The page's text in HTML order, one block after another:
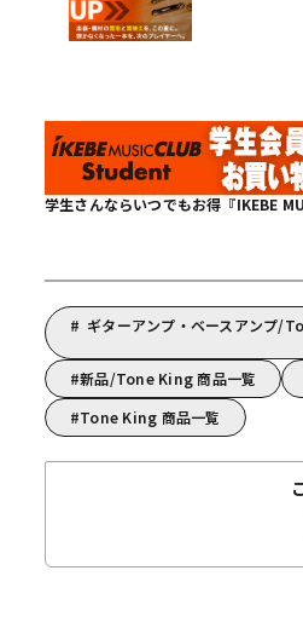
学生さんならいつでもお得『IKEBE
ギターアンプ・ベースアンプ/
新品/Tone King 商品一覧
Tone King 商品一覧